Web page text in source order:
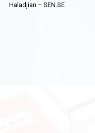
Haladjian – SEN.SE